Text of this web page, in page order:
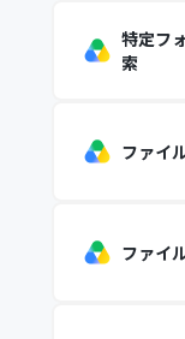
特定フ
索
ファイ
ファイ